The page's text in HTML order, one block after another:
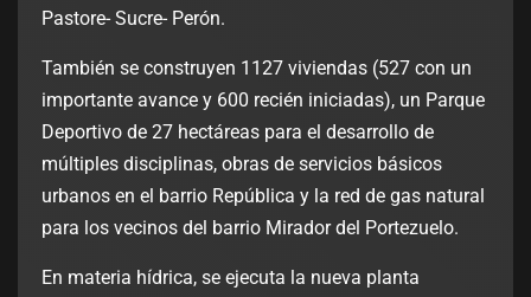
Pastore- Sucre- Perón.
También se construyen 1127 viviendas (527 con un
importante avance y 600 recién iniciadas), un Parque
Deportivo de 27 hectáreas para el desarrollo de
múltiples disciplinas, obras de servicios básicos
urbanos en el barrio República y la red de gas natural
para los vecinos del barrio Mirador del Portezuelo.
En materia hídrica, se ejecuta la nueva planta